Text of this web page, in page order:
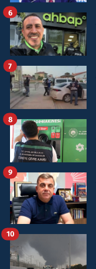
6
7
8
9
10